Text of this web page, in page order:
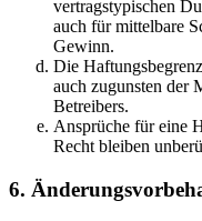
vertragstypischen
auch für mittelbare
Gewinn.
Die
auch zugunsten der
Betreibers.
Ansprüche für eine
Recht bleiben
6.